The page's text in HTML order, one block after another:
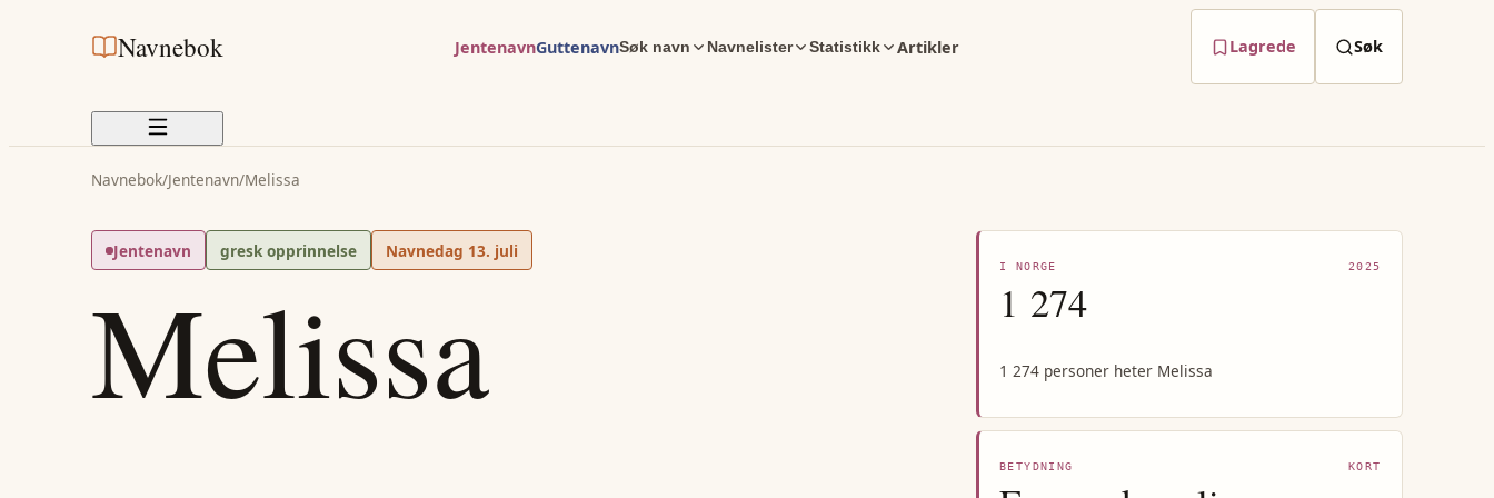
Navnebok JentenavnGuttenavnSøk navn Navnelister Statistikk Artikler Lagrede Søk
Navnebok/Jentenavn/Melissa
Jentenavn gresk opprinnelse Navnedag 13. juli
Melissa I NORGE 2025
1 274
1 274 personer heter Melissa
BETYDNING KORT